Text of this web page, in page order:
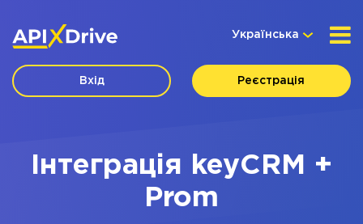
Українська
Вхід Реєстрація
Інтеграція keyCRM +
Prom